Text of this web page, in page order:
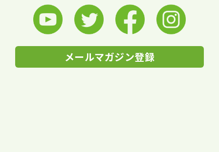
メールマガジン登録